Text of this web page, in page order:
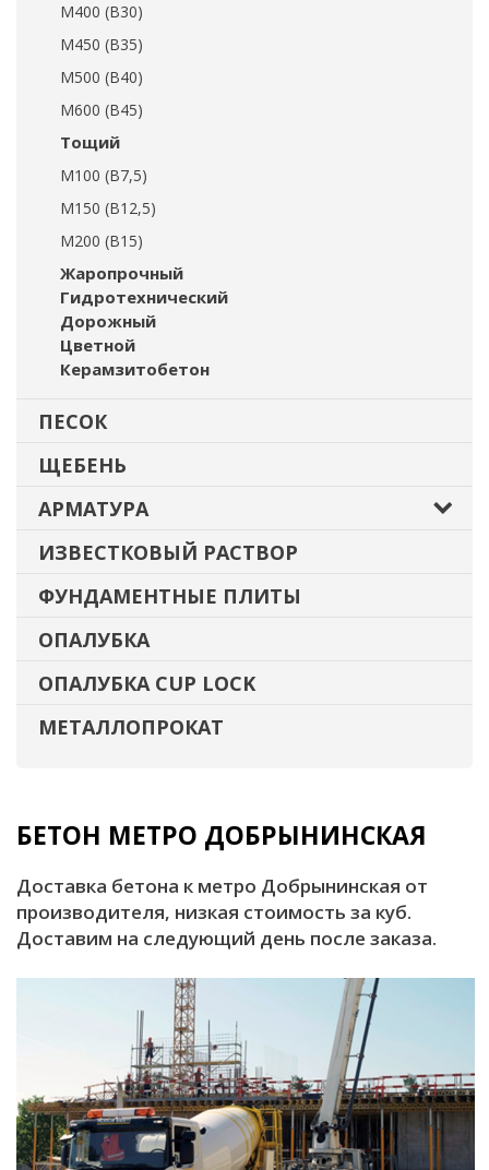
М400 (В30)
М450 (В35)
М500 (В40)
М600 (В45)
Тощий
М100 (В7,5)
М150 (В12,5)
М200 (В15)
Жаропрочный
Гидротехнический
Дорожный
Цветной
Керамзитобетон
ПЕСОК
ЩЕБЕНЬ
АРМАТУРА
ИЗВЕСТКОВЫЙ РАСТВОР
ФУНДАМЕНТНЫЕ ПЛИТЫ
ОПАЛУБКА
ОПАЛУБКА CUP LOCK
МЕТАЛЛОПРОКАТ
БЕТОН МЕТРО ДОБРЫНИНСКАЯ
Доставка бетона к метро Добрынинская от
производителя, низкая стоимость за куб.
Доставим на следующий день после заказа.